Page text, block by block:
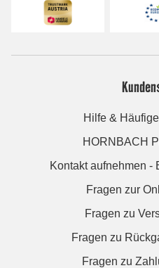
Hilfe &
HORNBACH
Kontakt aufnehmen -
Fragen zur
Fragen zu
Fragen zu
Fragen zu